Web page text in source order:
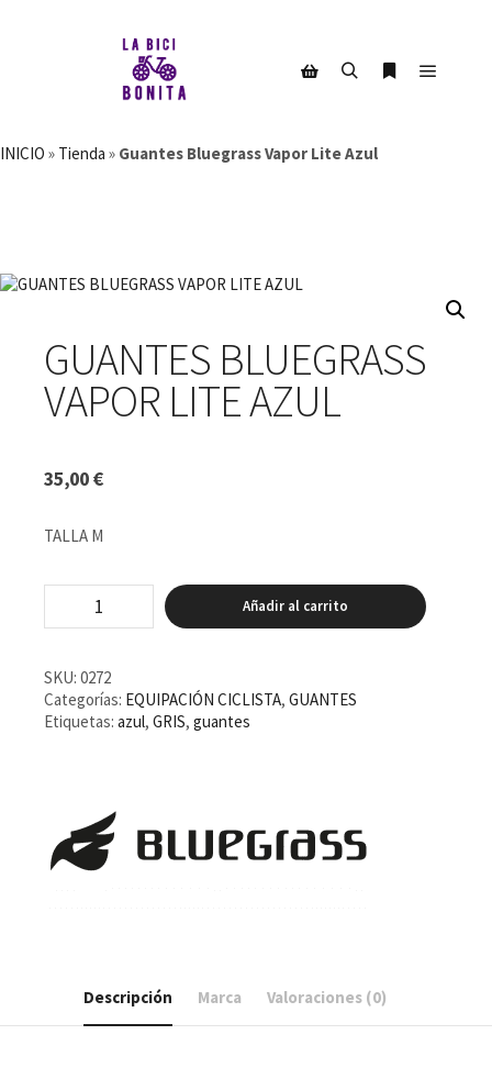
INICIO » Tienda » Guantes Bluegrass Vapor Lite Azul
GUANTES BLUEGRASS
VAPOR LITE AZUL
35,00€
TALLA M
Bluegrass
Vapor
Azul
cantidad
Añadir al carrito
SKU: 0272
Categorías: EQUIPACIÓN CICLISTA, GUANTES
Etiquetas: azul, GRIS, guantes
Descripción Marca Valoraciones (0)